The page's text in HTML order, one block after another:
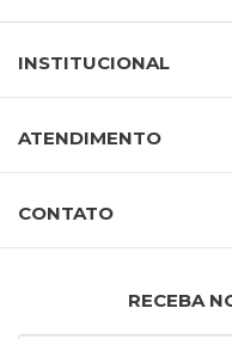
INSTITUCIONAL
ATENDIMENTO
CONTATO
RECEBA